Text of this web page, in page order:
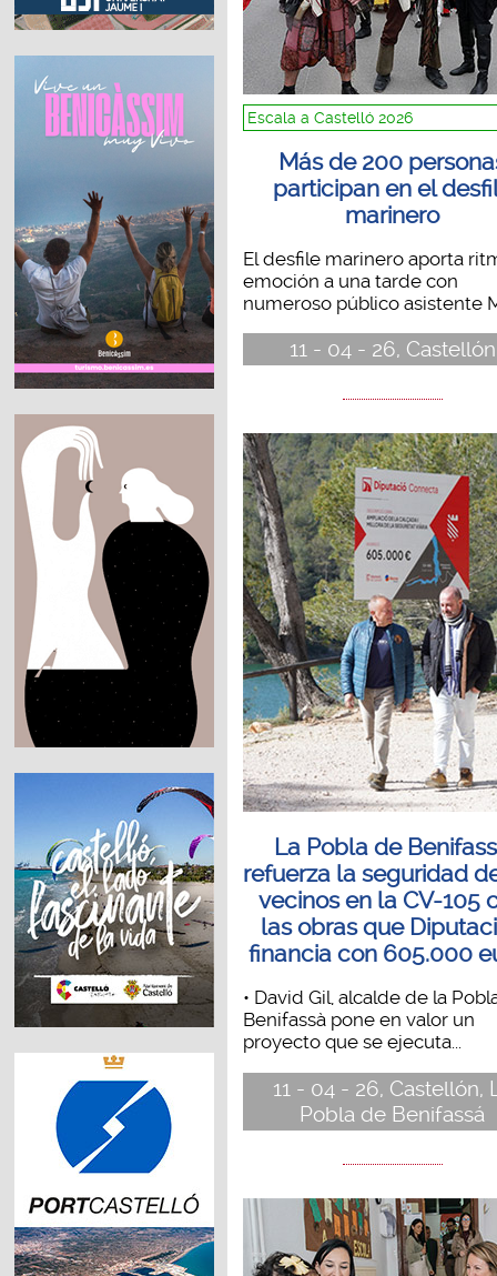
Escala a Castelló 2026
Más de 200
participan en el
marinero
El desfile marinero aporta
emoción a una tarde con
numeroso público asistente
11 - 04 - 26, Castellón
La Pobla de
refuerza la seguridad
vecinos en la CV-105
las obras que
financia con 605.000
• David Gil, alcalde de la
Benifassà pone en valor un
proyecto que se ejecuta...
11 - 04 - 26, Castellón,
Pobla de Benifassá